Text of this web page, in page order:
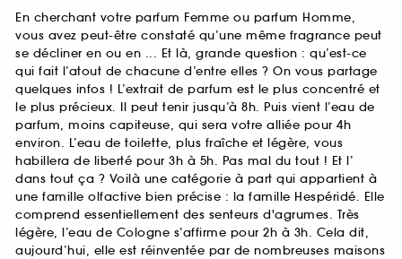
En cherchant votre parfum Femme ou parfum Homme,
vous avez peut-être constaté qu’une même fragrance peut
se décliner en ou en ... Et là, grande question : qu’est-ce
qui fait l’atout de chacune d’entre elles ? On vous partage
quelques infos ! L’extrait de parfum est le plus concentré et
le plus précieux. Il peut tenir jusqu’à 8h. Puis vient l’eau de
parfum, moins capiteuse, qui sera votre alliée pour 4h
environ. L’eau de toilette, plus fraîche et légère, vous
habillera de liberté pour 3h à 5h. Pas mal du tout ! Et l’
dans tout ça ? Voilà une catégorie à part qui appartient à
une famille olfactive bien précise : la famille Hespéridé. Elle
comprend essentiellement des senteurs d'agrumes. Très
légère, l’eau de Cologne s’affirme pour 2h à 3h. Cela dit,
aujourd’hui, elle est réinventée par de nombreuses maisons